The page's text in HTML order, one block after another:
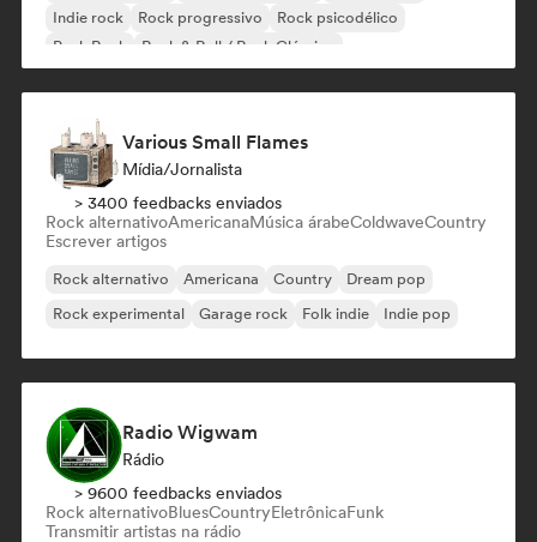
Indie rock
Rock progressivo
Rock psicodélico
Punk Rock
Rock & Roll / Rock Clássico
Various Small Flames
Mídia/Jornalista
> 3400 feedbacks enviados
Rock alternativoAmericanaMúsica árabeColdwaveCountry
Escrever artigos
Rock alternativo Americana Country
Dream pop
Rock experimental
Garage rock Folk indie Indie pop
Radio Wigwam
Rádio
> 9600 feedbacks enviados
Rock alternativoBluesCountryEletrônicaFunk
Transmitir artistas na rádio